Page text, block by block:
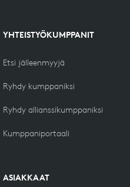
YHTEISTYÖKUMPPANIT
Etsi jälleenmyyjä
Ryhdy kumppaniksi
Ryhdy allianssikumppaniksi
Kumppaniportaali
ASIAKKAAT